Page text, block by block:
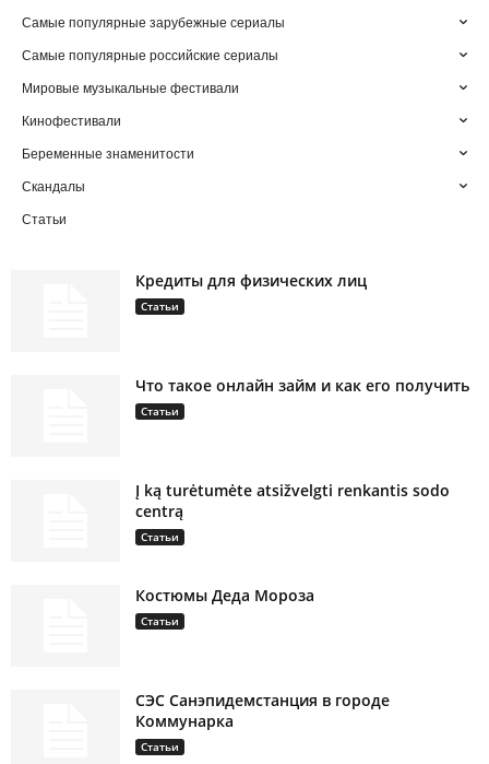
Самые популярные зарубежные сериалы
Самые популярные российские сериалы
Мировые музыкальные фестивали
Кинофестивали
Беременные знаменитости
Скандалы
Статьи
Кредиты для физических лиц
Статьи
Что такое онлайн займ и как его получить
Статьи
Į ką turėtumėte atsižvelgti renkantis sodo
centrą
Статьи
Костюмы Деда Мороза
Статьи
СЭС Санэпидемстанция в городе
Коммунарка
Статьи